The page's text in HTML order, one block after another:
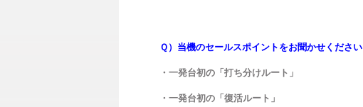
Ｑ）当機のセールスポイントをお聞かせください
・一発台初の「打ち分けルート」
・一発台初の「復活ルート」